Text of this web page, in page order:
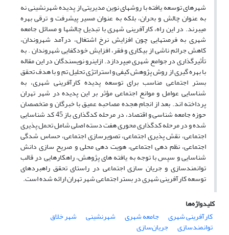
شهرهای توسعه یافته با روشهای نوین مدیریتی از پدیده شهرنشینی نه
به عنوان چالش و بحران، بلکه به عنوان مسیر پیشرفت و ترقی بهره
میبرند. در این راه، کارآفرینی شهری با تبدیل چالشها و مسائل جامعه
شهری به فرصتهایی چون افزایش نرخ اشتغال، درآمد شهروندان،
کاهش جرائم ناشی از بیکاری و فقر، افزایش خودکفایی شهروندان . به
تأثیرگذاری در جوامع شهری میپردازد. ازاینرو نویسندگان در این مقاله
با بهره گیری از روش پژوهش کیفی و استراتژی تحلیل تم و با هدف تحقق
بستر اجتماعی مناسب برای توسعه پدیده کارآفرینی شهری، به
شناسایی عوامل و موانع اجتماعی مؤثر بر این پدیده در شهر تهران
پرداخته اند. بعد از انجام هجده مصاحبه عمیق با خبرگان و متخصصان
حوزه جامعه شناسی و اقتصاد، در مرحله کدگذاری باز45کد شناسایی
شده و در مرحله کدگذاری محوری هفت دسته اصلی شامل تحمل پذیری
اجتماعی، نقش پذیری اجتماعی، تصویرسازی اجتماعی، حساس شدگی
اجتماعی، نظم دهی اجتماعی، هویت دهی محلی و صریح سازی دانش
شناسایی و سپس با توجه به یافته های پژوهش، راهکارهایی در قالب
توانمندسازی و جریان سازی اجتماعی در راستای تحقق راهبردهای
توسعه کارآفرینی شهری در بستر اجتماعی شهر تهران ارائه شده است.
کلیدواژه‌ها
کارآفرینی شهری
جامعه شهری شهرنشینی شهر خلاق
توانمندسازی
جریان‌سازی